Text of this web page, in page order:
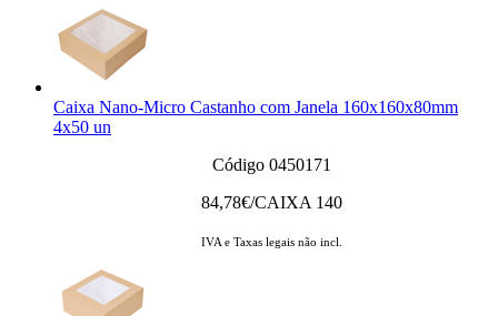
Caixa Nano-Micro Castanho com Janela 160x160x80mm
4x50 un
Código 0450171
84,78€/CAIXA 140
IVA e Taxas legais não incl.